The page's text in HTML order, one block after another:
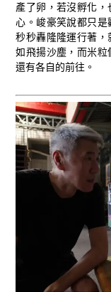
產了卵，若沒孵化
心。峻豪笑說都只
秒秒轟隆隆運行著
如飛揚沙塵，而米粒
還有各自的前往。